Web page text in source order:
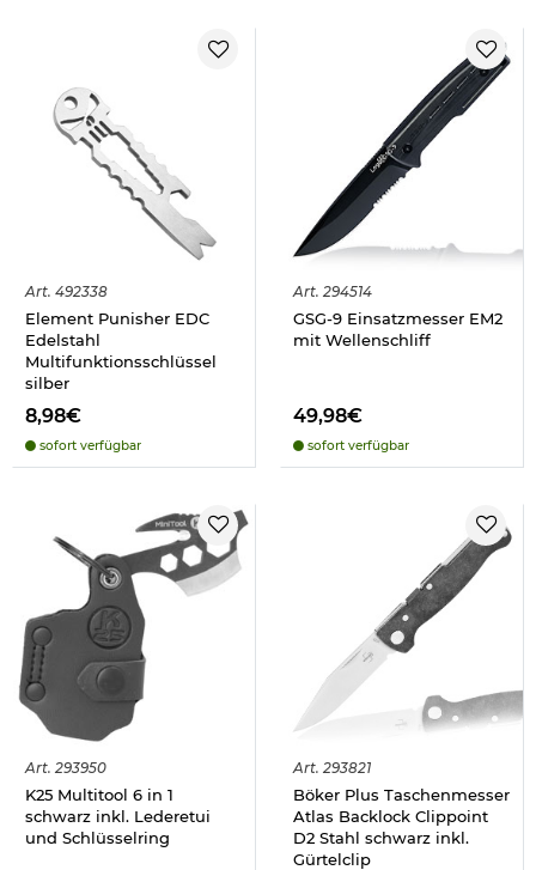
Art. 492338
Element Punisher EDC
Edelstahl
Multifunktionsschlüssel
silber
8,98€
sofort verfügbar
Art. 294514
GSG-9 Einsatzmesser EM2
mit Wellenschliff
49,98€
sofort verfügbar
Art. 293950
K25 Multitool 6 in 1
schwarz inkl. Lederetui
und Schlüsselring
Art. 293821
Böker Plus Taschenmesser
Atlas Backlock Clippoint
D2 Stahl schwarz inkl.
Gürtelclip